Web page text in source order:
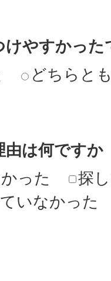
けやすかった
どちらと
は何ですか
った
探
いなかった